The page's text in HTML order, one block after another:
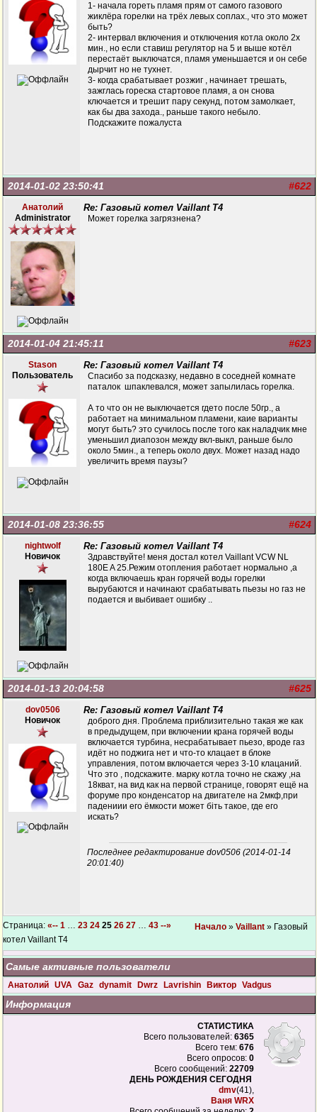
1- начала гореть пламя прям от самого газового
жиклёра горелки на трёх левых соплах., что это может
быть?
2- интервал включения и отключения котла около 2х
мин., но если ставиш регулятор на 5 и выше котёл
перестаёт выключатся, пламя уменьшается и он себе
дырчит но не тухнет.
3- когда срабатывает розжиг , начинает трешать,
зажглась гореска стартовое пламя, а он снова
ключается и трешит пару секунд, потом замолкает,
как бы два захода., раньше такого небыло.
Подскажите пожалуста
#622
2014-01-02 23:50:41
Анатолий
Administrator
Re: Газовый котел Vaillant T4
Может горелка загрязнена?
#623
2014-01-04 21:45:11
Stason
Пользователь
Re: Газовый котел Vaillant T4
Спасибо за подсказку, недавно в соседней комнате
паталок шпаклевался, может запылилась горелка.
А то что он не выключается гдето после 50гр., а
работает на минимальном пламени, каие варианты
могут быть? это сучилось после того как наладчик мне
уменьшил диапозон между вкл-выкл, раньше было
около 5мин., а теперь около двух. Может назад надо
увеличить время паузы?
#624
2014-01-08 23:36:55
nightwolf
Новичок
Re: Газовый котел Vaillant T4
Здравствуйте! меня достал котел Vaillant VCW NL
180E A 25.Режим отопления работает нормально ,а
когда включаешь кран горячей воды горелки
вырубаются и начинают срабатывать пьезы но газ не
подается и выбивает ошибку ..
#625
2014-01-13 20:04:58
dov0506
Новичок
Re: Газовый котел Vaillant T4
доброго дня. Проблема приблизительно такая же как
в предыдущем, при включении крана горячей воды
включается турбина, несрабатывает пьезо, вроде газ
идёт но поджига нет и что-то клацает в блоке
управления, потом включается через 3-10 клацаний.
Что это , подскажите. марку котла точно не скажу ,на
18кват, на вид как на первой странице, говорят ещё на
форуме про конденсатор на двигателе на 2мкф,при
падениии его ёмкости может біть такое, где его
искать?
Последнее редактирование dov0506 (2014-01-14
20:01:40)
Страница: «-- 1 … 23 24 25 26 27 … 43 --» Начало » Vaillant » Газовый
котел Vaillant T4
Самые активные пользователи
Анатолий UVA Gaz dynamit Dwrz Lavrishin Виктор Vadgus
Информация
СТАТИСТИКА
Всего пользователей: 6365
Всего тем: 676
Всего опросов: 0
Всего сообщений: 22709
ДЕНЬ РОЖДЕНИЯ СЕГОДНЯ
dmv(41),
Ваня WRX